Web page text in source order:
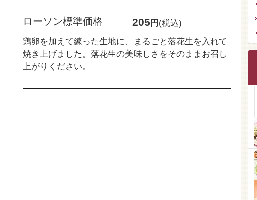
ローソン標準価格 205 円(税込)
鶏卵を加えて練った生地に、まるごと落花生を入れて
焼き上げました。落花生の美味しさをそのままお召し
上がりください。